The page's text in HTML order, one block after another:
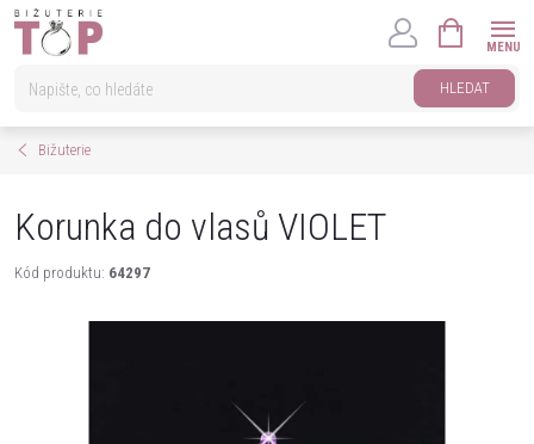
Přejít
HLEDAT
KOŠÍK
Bižuterie
Korunka do vlasů VIOLET
Kód produktu: 64297